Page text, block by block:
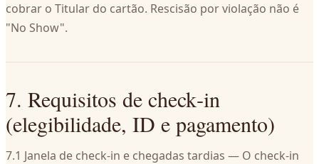
cobrar o Titular do cartão. Rescisão por violação não é
"No Show".
7. Requisitos de check‑in
(elegibilidade, ID e pagamento)
7.1 Janela de check‑in e chegadas tardias — O check‑in